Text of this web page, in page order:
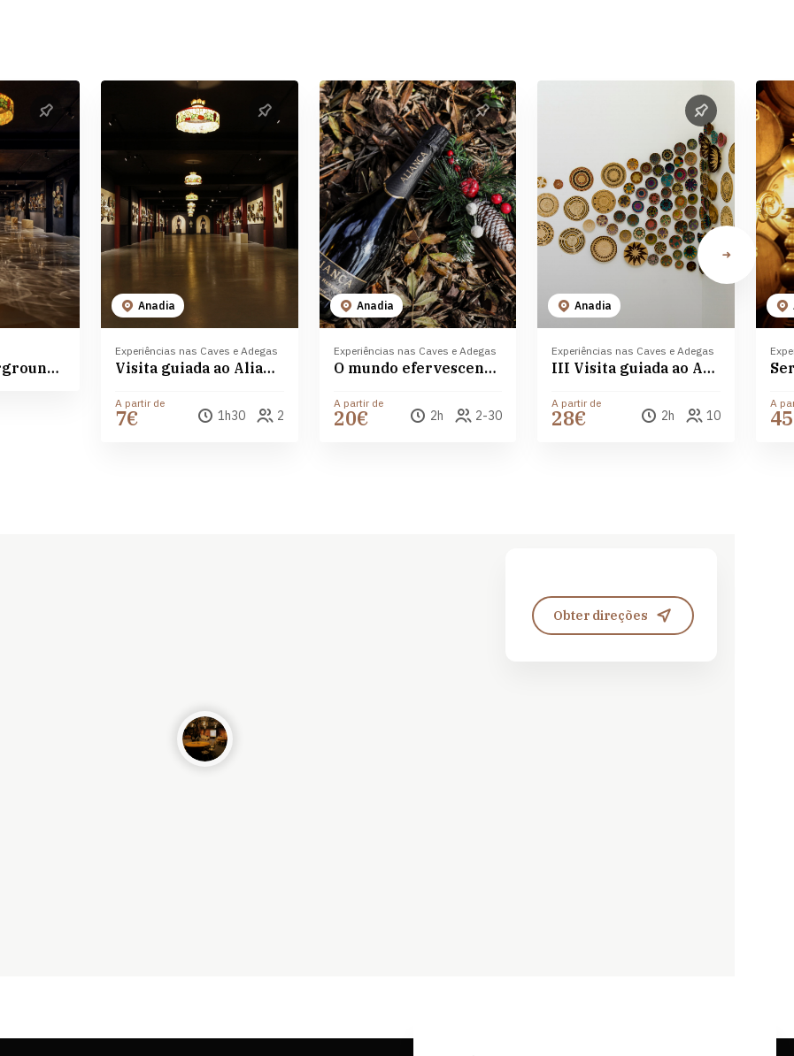
Aliança Underground Museum
Anadia
Experiências nas Caves e Adegas
Visita guiada ao Aliança Underground Museum
A partir de
7€ 1h30 2
Anadia
Experiências nas Caves e Adegas
O mundo efervescente do espumante - Aliança Vinhos de Portugal
A partir de
20€ 2h 2-30
Anadia
Experiências nas Caves e Adegas
III Visita guiada ao Aliança Underground Museum
A partir de
28€ 2h 10
A
Obter direções